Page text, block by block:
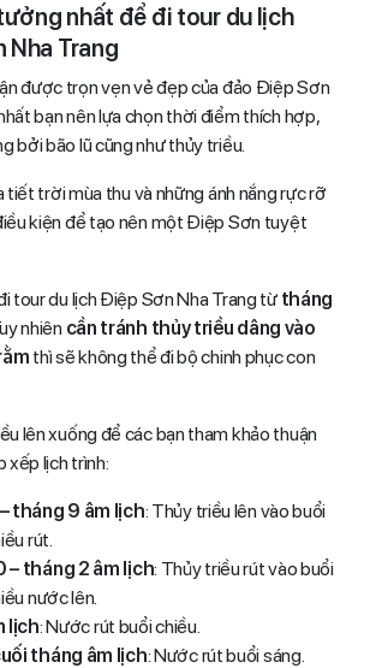
nhất để đi tour du lịch
Nha Trang
được trọn vẹn vẻ đẹp của đảo Điệp Sơn
bạn nên lựa chọn thời điểm thích hợp,
bởi bão lũ cũng như thủy triều.
tiết trời mùa thu và những ánh nắng rực rỡ
kiện để tạo nên một Điệp Sơn tuyệt
tour du lịch Điệp Sơn Nha Trang từ tháng
nhiên cần tránh thủy triều dâng vào
thì sẽ không thể đi bộ chinh phục con
lên xuống để các bạn tham khảo thuận
xếp lịch trình:
tháng 9 âm lịch: Thủy triều lên vào buổi
rút.
– tháng 2 âm lịch: Thủy triều rút vào buổi
nước lên.
lịch: Nước rút buổi chiều.
tháng âm lịch: Nước rút buổi sáng.